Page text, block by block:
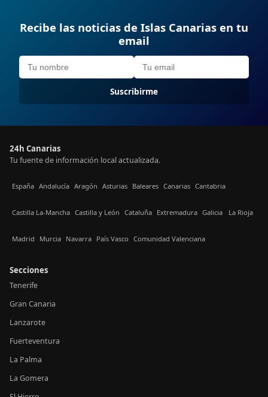
Recibe las noticias de Islas Canarias en tu
email
Suscribirme
24h Canarias
Tu fuente de información local actualizada.
España Andalucía Aragón Asturias Baleares Canarias Cantabria
Castilla La-Mancha Castilla y León Cataluña Extremadura Galicia La Rioja
Madrid Murcia Navarra País Vasco Comunidad Valenciana
Secciones
Tenerife
Gran Canaria
Lanzarote
Fuerteventura
La Palma
La Gomera